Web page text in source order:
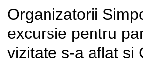
Organizatorii
excursie pentru
vizitate s-a aflat